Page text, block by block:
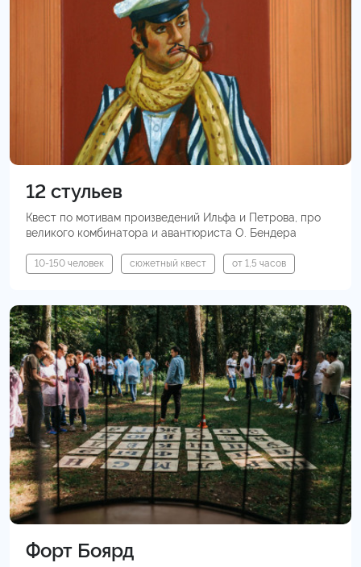
12 стульев
Квест по мотивам произведений Ильфа и Петрова, про
великого комбинатора и авантюриста О. Бендера
10-150 человек сюжетный квест от 1,5 часов
Форт Боярд